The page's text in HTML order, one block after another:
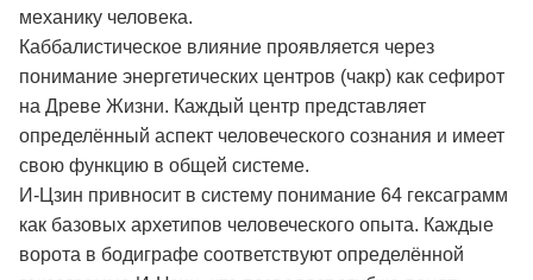
механику человека.
Каббалистическое влияние проявляется через
понимание энергетических центров (чакр) как сефирот
на Древе Жизни. Каждый центр представляет
определённый аспект человеческого сознания и имеет
свою функцию в общей системе.
И-Цзин привносит в систему понимание 64 гексаграмм
как базовых архетипов человеческого опыта. Каждые
ворота в бодиграфе соответствуют определённой